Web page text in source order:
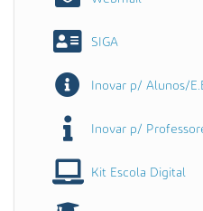
SIGA
Inovar p/ Alunos/
Inovar p/
Kit Escola Digital